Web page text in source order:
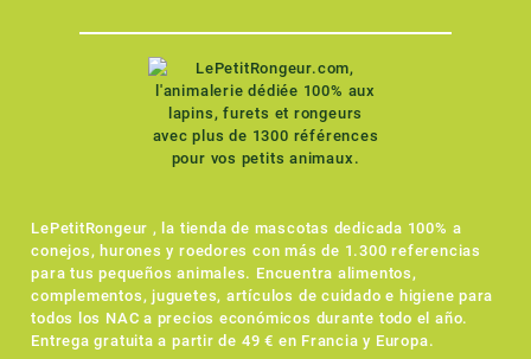
LePetitRongeur , la tienda de mascotas dedicada 100% a
conejos, hurones y roedores con más de 1.300 referencias
para tus pequeños animales. Encuentra alimentos,
complementos, juguetes, artículos de cuidado e higiene para
todos los NAC a precios económicos durante todo el año.
Entrega gratuita a partir de 49 € en Francia y Europa.